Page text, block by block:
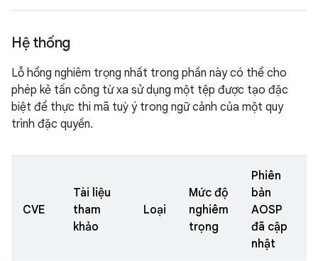
Hệ thống
Lỗ hổng nghiêm trọng nhất trong phần này có thể cho
phép kẻ tấn công từ xa sử dụng một tệp được tạo đặc
biệt để thực thi mã tuỳ ý trong ngữ cảnh của một quy
trình đặc quyền.
CVE
Tài liệu
tham
khảo
Loại
Mức độ
nghiêm
trọng
Phiên
bản
AOSP
đã cập
nhật